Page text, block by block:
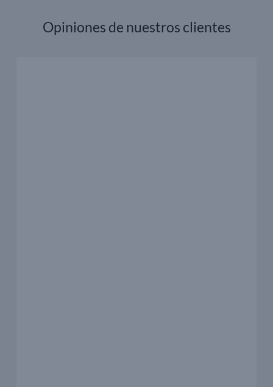
Opiniones de nuestros clientes